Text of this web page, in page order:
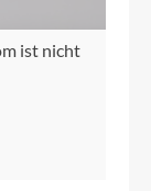
ist nicht